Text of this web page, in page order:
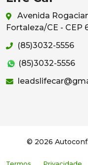
Avenida
Fortaleza/CE - CEP
(85)3032-5556
(85)3032-5556
© 2026